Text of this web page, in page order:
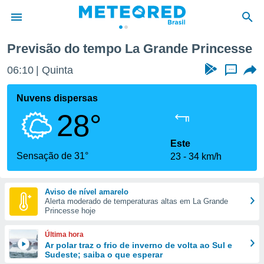
da
fornecidas
a este
das
e
forma
digital
Previsão do tempo La Grande Princesse
06:10 Quinta ...
Nuvens dispersas
28°
Sensação de 31°
Este
23
34 km/h
Aviso de nível amarelo
Alerta moderado de temperaturas altas em La Grande
Princesse hoje
Última hora
Ar polar traz o frio de inverno de volta ao Sul e
Sudeste; saiba o que esperar